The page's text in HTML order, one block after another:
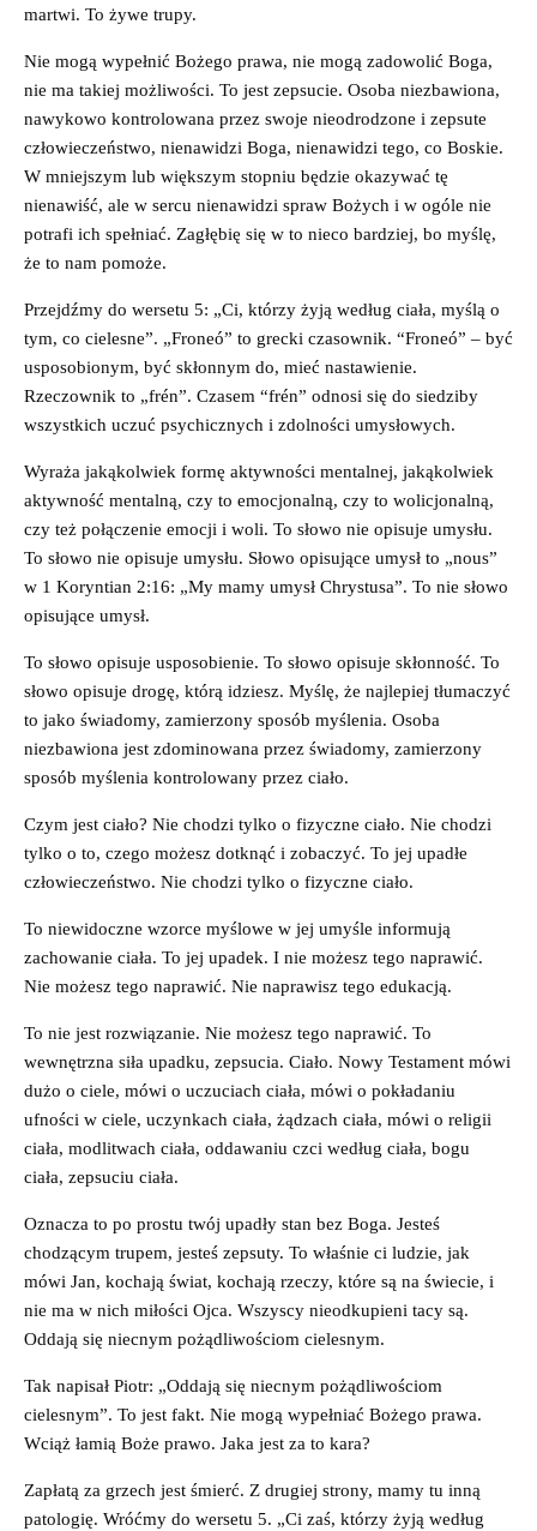
martwi. To żywe trupy.
Nie mogą wypełnić Bożego prawa, nie mogą zadowolić Boga,
nie ma takiej możliwości. To jest zepsucie. Osoba niezbawiona,
nawykowo kontrolowana przez swoje nieodrodzone i zepsute
człowieczeństwo, nienawidzi Boga, nienawidzi tego, co Boskie.
W mniejszym lub większym stopniu będzie okazywać tę
nienawiść, ale w sercu nienawidzi spraw Bożych i w ogóle nie
potrafi ich spełniać. Zagłębię się w to nieco bardziej, bo myślę,
że to nam pomoże.
Przejdźmy do wersetu 5: „Ci, którzy żyją według ciała, myślą o
tym, co cielesne”. „Froneó” to grecki czasownik. “Froneó” – być
usposobionym, być skłonnym do, mieć nastawienie.
Rzeczownik to „frén”. Czasem “frén” odnosi się do siedziby
wszystkich uczuć psychicznych i zdolności umysłowych.
Wyraża jakąkolwiek formę aktywności mentalnej, jakąkolwiek
aktywność mentalną, czy to emocjonalną, czy to wolicjonalną,
czy też połączenie emocji i woli. To słowo nie opisuje umysłu.
To słowo nie opisuje umysłu. Słowo opisujące umysł to „nous”
w 1 Koryntian 2:16: „My mamy umysł Chrystusa”. To nie słowo
opisujące umysł.
To słowo opisuje usposobienie. To słowo opisuje skłonność. To
słowo opisuje drogę, którą idziesz. Myślę, że najlepiej tłumaczyć
to jako świadomy, zamierzony sposób myślenia. Osoba
niezbawiona jest zdominowana przez świadomy, zamierzony
sposób myślenia kontrolowany przez ciało.
Czym jest ciało? Nie chodzi tylko o fizyczne ciało. Nie chodzi
tylko o to, czego możesz dotknąć i zobaczyć. To jej upadłe
człowieczeństwo. Nie chodzi tylko o fizyczne ciało.
To niewidoczne wzorce myślowe w jej umyśle informują
zachowanie ciała. To jej upadek. I nie możesz tego naprawić.
Nie możesz tego naprawić. Nie naprawisz tego edukacją.
To nie jest rozwiązanie. Nie możesz tego naprawić. To
wewnętrzna siła upadku, zepsucia. Ciało. Nowy Testament mówi
dużo o ciele, mówi o uczuciach ciała, mówi o pokładaniu
ufności w ciele, uczynkach ciała, żądzach ciała, mówi o religii
ciała, modlitwach ciała, oddawaniu czci według ciała, bogu
ciała, zepsuciu ciała.
Oznacza to po prostu twój upadły stan bez Boga. Jesteś
chodzącym trupem, jesteś zepsuty. To właśnie ci ludzie, jak
mówi Jan, kochają świat, kochają rzeczy, które są na świecie, i
nie ma w nich miłości Ojca. Wszyscy nieodkupieni tacy są.
Oddają się niecnym pożądliwościom cielesnym.
Tak napisał Piotr: „Oddają się niecnym pożądliwościom
cielesnym”. To jest fakt. Nie mogą wypełniać Bożego prawa.
Wciąż łamią Boże prawo. Jaka jest za to kara?
Zapłatą za grzech jest śmierć. Z drugiej strony, mamy tu inną
patologię. Wróćmy do wersetu 5. „Ci zaś, którzy żyją według